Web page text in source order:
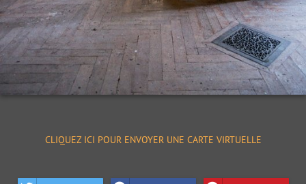
CLIQUEZ ICI POUR ENVOYER UNE CARTE VIRTUELLE